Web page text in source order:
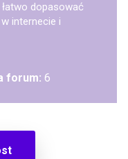
dopasować
internecie i
forum: 6